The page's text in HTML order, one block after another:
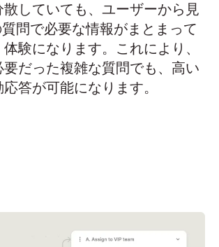
散していても、ユーザーから見
問で必要な情報がまとまって
験になります。これにより、
だった複雑な質問でも、高い
答が可能になります。